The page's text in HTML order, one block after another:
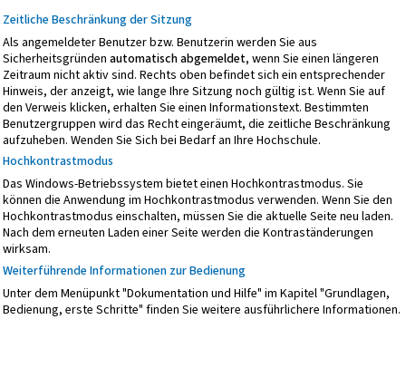
Zeitliche Beschränkung der Sitzung
Als angemeldeter Benutzer bzw. Benutzerin werden Sie aus
Sicherheitsgründen automatisch abgemeldet, wenn Sie einen längeren
Zeitraum nicht aktiv sind. Rechts oben befindet sich ein entsprechender
Hinweis, der anzeigt, wie lange Ihre Sitzung noch gültig ist. Wenn Sie auf
den Verweis klicken, erhalten Sie einen Informationstext. Bestimmten
Benutzergruppen wird das Recht eingeräumt, die zeitliche Beschränkung
aufzuheben. Wenden Sie Sich bei Bedarf an Ihre Hochschule.
Hochkontrastmodus
Das Windows-Betriebssystem bietet einen Hochkontrastmodus. Sie
können die Anwendung im Hochkontrastmodus verwenden. Wenn Sie den
Hochkontrastmodus einschalten, müssen Sie die aktuelle Seite neu laden.
Nach dem erneuten Laden einer Seite werden die Kontraständerungen
wirksam.
Weiterführende Informationen zur Bedienung
Unter dem Menüpunkt "Dokumentation und Hilfe" im Kapitel "Grundlagen,
Bedienung, erste Schritte" finden Sie weitere ausführlichere Informationen.